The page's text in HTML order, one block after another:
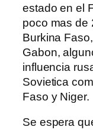
estado en el
poco mas de
Burkina
Gabon,
influencia
Sovietica
Faso y Niger.
Se espera